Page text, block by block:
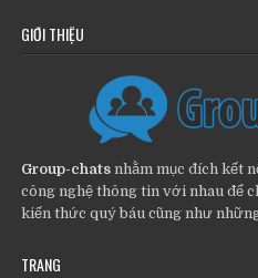
GIỚI THIỆU
Group-chats nhằm mục đích kết
công nghệ thông tin với nhau để
kiến thức quý báu cũng như
TRANG